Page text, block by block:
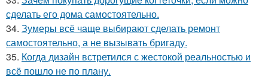
сделать его дома самостоятельно.
34. Зумеры всё чаще выбирают сделать ремонт
самостоятельно, а не вызывать бригаду.
35. Когда дизайн встретился с жестокой реальностью и
всё пошло не по плану.